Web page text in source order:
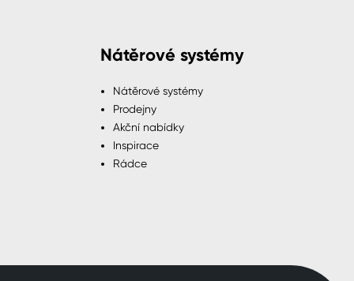
Nátěrové systémy
Nátěrové systémy
Prodejny
Akční nabídky
Inspirace
Rádce